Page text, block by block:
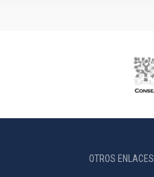
OTROS ENLACES